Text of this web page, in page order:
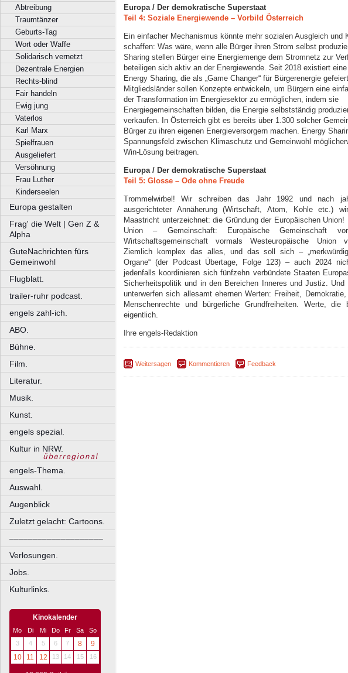
Abtreibung
Traumtänzer
Geburts-Tag
Wort oder Waffe
Solidarisch vernetzt
Dezentrale Energien
Rechts-blind
Fair handeln
Ewig jung
Vaterlos
Karl Marx
Spielfrauen
Ausgeliefert
Versöhnung
Frau Luther
Kinderseelen
Europa gestalten
Frag' die Welt | Gen Z &
Alpha
GuteNachrichten fürs
Gemeinwohl
Flugblatt.
trailer-ruhr podcast.
engels zahl-ich.
ABO.
Bühne.
Film.
Literatur.
Musik.
Kunst.
engels spezial.
Kultur in NRW.
engels-Thema.
Auswahl.
Augenblick
Zuletzt gelacht: Cartoons.
––––––––––––––––––––
Verlosungen.
Jobs.
Kulturlinks.
Kinokalender
Mo Di Mi Do Fr Sa
So
3
4 5 6 7 8
9
10
11 12 13 14 15 16
Europa / Der demokratische Superstaat
Teil 4: Soziale Energiewende – Vorbild Österreich
Ein einfacher Mechanismus könnte mehr sozialen Ausgleich und
schaffen: Was wäre, wenn alle Bürger ihren Strom selbst
Sharing stellen Bürger eine Energiemenge dem Stromnetz zur
beteiligen sich aktiv an der Energiewende. Seit 2018 existiert
Energy Sharing, die als „Game Changer“ für Bürgerenergie
Mitgliedsländer sollen Konzepte entwickeln, um Bürgern eine
der Transformation im Energiesektor zu ermöglichen, indem sie
Energiegemeinschaften bilden, die Energie selbstständig
verkaufen. In Österreich gibt es bereits über 1.300 solcher
Bürger zu ihren eigenen Energieversorgern machen. Energy
Spannungsfeld zwischen Klimaschutz und Gemeinwohl
Win-Lösung beitragen.
Europa / Der demokratische Superstaat
Teil 5: Glosse – Ode ohne Freude
Trommelwirbel! Wir schreiben das Jahr 1992 und nach
ausgerichteter Annäherung (Wirtschaft, Atom, Kohle etc.)
Maastricht unterzeichnet: die Gründung der Europäischen
Union – Gemeinschaft: Europäische Gemeinschaft
Wirtschaftsgemeinschaft vormals Westeuropäische Union
Ziemlich komplex das alles, und das soll sich –
Organe“ (der Podcast Übertage, Folge 123) – auch 2024
jedenfalls koordinieren sich fünfzehn verbündete Staaten
Sicherheitspolitik und in den Bereichen Inneres und Justiz. Und
unterwerfen sich allesamt ehernen Werten: Freiheit,
Menschenrechte und bürgerliche Grundfreiheiten. Werte, die
eigentlich.
Ihre engels-Redaktion
Weitersagen Kommentieren Feedback